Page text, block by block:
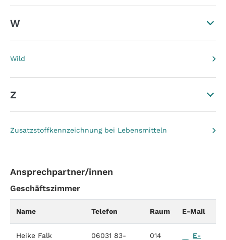
W
Wild
Z
Zusatzstoffkennzeichnung bei Lebensmitteln
Ansprechpartner/innen
Geschäftszimmer
Name Telefon Raum E-Mail
Heike Falk
06031 83-
014
E-